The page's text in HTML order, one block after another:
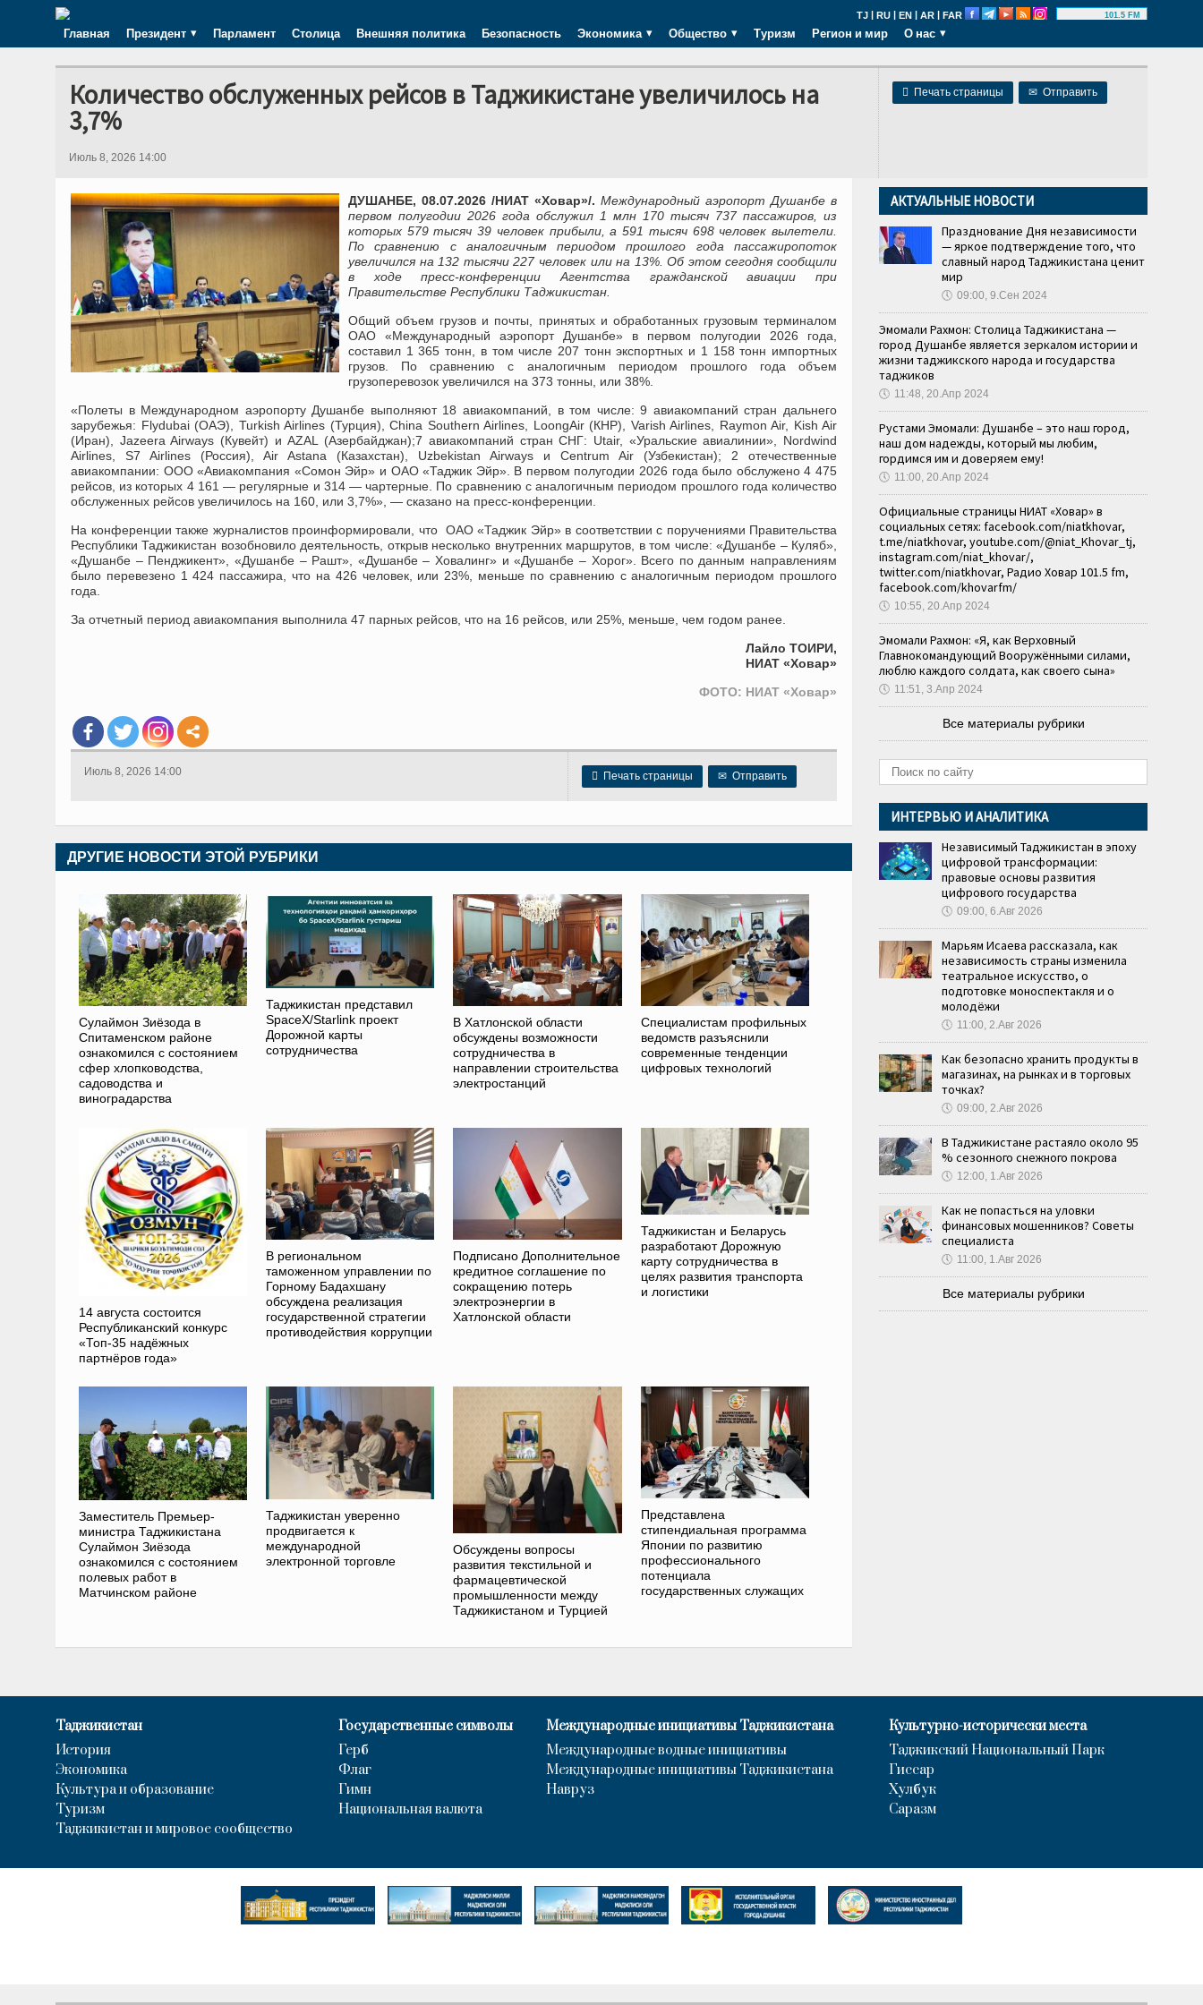
TJ | RU | EN | AR | FAR 101.5 FM
Главная Президент Парламент Столица Внешняя политика Безопасность Экономика Общество Туризм Регион и мир О нас
 Печать страницы ✉ Отправить
Количество обслуженных рейсов в Таджикистане увеличилось на
3,7%
Июль 8, 2026 14:00
ДУШАНБЕ, 08.07.2026 /НИАТ «Ховар»/. Международный аэропорт Душанбе в
первом полугодии 2026 года обслужил 1 млн 170 тысяч 737 пассажиров, из
которых 579 тысяч 39 человек прибыли, а 591 тысяч 698 человек вылетели.
По сравнению с аналогичным периодом прошлого года пассажиропоток
увеличился на 132 тысячи 227 человек или на 13%. Об этом сегодня сообщили
в ходе пресс-конференции Агентства гражданской авиации при
Правительстве Республики Таджикистан.
Общий объем грузов и почты, принятых и обработанных грузовым терминалом
ОАО «Международный аэропорт Душанбе» в первом полугодии 2026 года,
составил 1 365 тонн, в том числе 207 тонн экспортных и 1 158 тонн импортных
грузов. По сравнению с аналогичным периодом прошлого года объем
грузоперевозок увеличился на 373 тонны, или 38%.
«Полеты в Международном аэропорту Душанбе выполняют 18 авиакомпаний, в том числе: 9 авиакомпаний стран дальнего
зарубежья: Flydubai (ОАЭ), Turkish Airlines (Турция), China Southern Airlines, LoongAir (КНР), Varish Airlines, Raymon Air, Kish Air
(Иран), Jazeera Airways (Кувейт) и AZAL (Азербайджан);7 авиакомпаний стран СНГ: Utair, «Уральские авиалинии», Nordwind
Airlines, S7 Airlines (Россия), Air Astana (Казахстан), Uzbekistan Airways и Centrum Air (Узбекистан); 2 отечественные
авиакомпании: ООО «Авиакомпания «Сомон Эйр» и ОАО «Таджик Эйр». В первом полугодии 2026 года было обслужено 4 475
рейсов, из которых 4 161 — регулярные и 314 — чартерные. По сравнению с аналогичным периодом прошлого года количество
обслуженных рейсов увеличилось на 160, или 3,7%», — сказано на пресс-конференции.
На конференции также журналистов проинформировали, что ОАО «Таджик Эйр» в соответствии с поручениями Правительства
Республики Таджикистан возобновило деятельность, открыв несколько внутренних маршрутов, в том числе: «Душанбе – Куляб»,
«Душанбе – Пенджикент», «Душанбе – Рашт», «Душанбе – Ховалинг» и «Душанбе – Хорог». Всего по данным направлениям
было перевезено 1 424 пассажира, что на 426 человек, или 23%, меньше по сравнению с аналогичным периодом прошлого
года.
За отчетный период авиакомпания выполнила 47 парных рейсов, что на 16 рейсов, или 25%, меньше, чем годом ранее.
Лайло ТОИРИ,
НИАТ «Ховар»
ФОТО: НИАТ «Ховар»
 Печать страницы ✉ Отправить
Июль 8, 2026 14:00
ДРУГИЕ НОВОСТИ ЭТОЙ РУБРИКИ
Сулаймон Зиёзода в
Спитаменском районе
ознакомился с состоянием
сфер хлопководства,
садоводства и
виноградарства
Таджикистан представил
SpaceX/Starlink проект
Дорожной карты
сотрудничества
В Хатлонской области
обсуждены возможности
сотрудничества в
направлении строительства
электростанций
Специалистам профильных
ведомств разъяснили
современные тенденции
цифровых технологий
14 августа состоится
Республиканский конкурс
«Топ-35 надёжных
партнёров года»
В региональном
таможенном управлении по
Горному Бадахшану
обсуждена реализация
государственной стратегии
противодействия коррупции
Подписано Дополнительное
кредитное соглашение по
сокращению потерь
электроэнергии в
Хатлонской области
Таджикистан и Беларусь
разработают Дорожную
карту сотрудничества в
целях развития транспорта
и логистики
Заместитель Премьер-
министра Таджикистана
Сулаймон Зиёзода
ознакомился с состоянием
полевых работ в
Матчинском районе
Таджикистан уверенно
продвигается к
международной
электронной торговле
Обсуждены вопросы
развития текстильной и
фармацевтической
промышленности между
Таджикистаном и Турцией
Представлена
стипендиальная программа
Японии по развитию
профессионального
потенциала
государственных служащих
АКТУАЛЬНЫЕ НОВОСТИ
Празднование Дня независимости
— яркое подтверждение того, что
славный народ Таджикистана ценит
мир
🕔 09:00, 9.Сен 2024
Эмомали Рахмон: Столица Таджикистана —
город Душанбе является зеркалом истории и
жизни таджикского народа и государства
таджиков
🕔 11:48, 20.Апр 2024
Рустами Эмомали: Душанбе – это наш город,
наш дом надежды, который мы любим,
гордимся им и доверяем ему!
🕔 11:00, 20.Апр 2024
Официальные страницы НИАТ «Ховар» в
социальных сетях: facebook.com/niatkhovar,
t.me/niatkhovar, youtube.com/@niat_Khovar_tj,
instagram.com/niat_khovar/,
twitter.com/niatkhovar, Радио Ховар 101.5 fm,
facebook.com/khovarfm/
🕔 10:55, 20.Апр 2024
Эмомали Рахмон: «Я, как Верховный
Главнокомандующий Вооружёнными силами,
люблю каждого солдата, как своего сына»
🕔 11:51, 3.Апр 2024
Все материалы рубрики
ИНТЕРВЬЮ И АНАЛИТИКА
Независимый Таджикистан в эпоху
цифровой трансформации:
правовые основы развития
цифрового государства
🕔 09:00, 6.Авг 2026
Марьям Исаева рассказала, как
независимость страны изменила
театральное искусство, о
подготовке моноспектакля и о
молодёжи
🕔 11:00, 2.Авг 2026
Как безопасно хранить продукты в
магазинах, на рынках и в торговых
точках?
🕔 09:00, 2.Авг 2026
В Таджикистане растаяло около 95
% сезонного снежного покрова
🕔 12:00, 1.Авг 2026
Как не попасться на уловки
финансовых мошенников? Советы
специалиста
🕔 11:00, 1.Авг 2026
Все материалы рубрики
Таджикистан
История
Экономика
Культура и образование
Туризм
Таджикистан и мировое сообщество
Государственные символы
Герб
Флаг
Гимн
Национальная валюта
Международные инициативы Таджикистана
Международные водные инициативы
Международные инициативы Таджикистана
Навруз
Культурно-исторически места
Таджикский Национальный Парк
Гиссар
Хулбук
Саразм